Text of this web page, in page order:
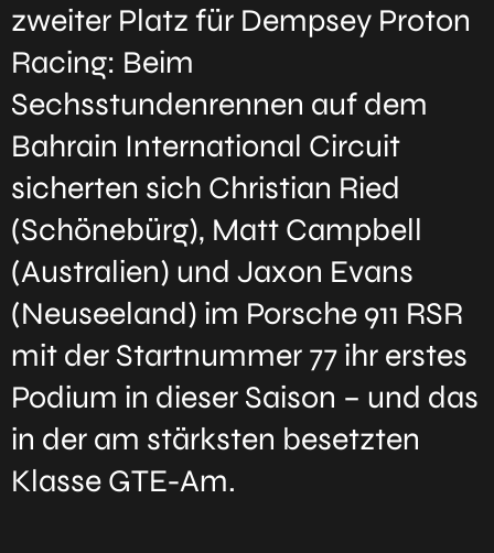
zweiter Platz für Dempsey Proton
Racing: Beim
Sechsstundenrennen auf dem
Bahrain International Circuit
sicherten sich Christian Ried
(Schönebürg), Matt Campbell
(Australien) und Jaxon Evans
(Neuseeland) im Porsche 911 RSR
mit der Startnummer 77 ihr erstes
Podium in dieser Saison – und das
in der am stärksten besetzten
Klasse GTE-Am.